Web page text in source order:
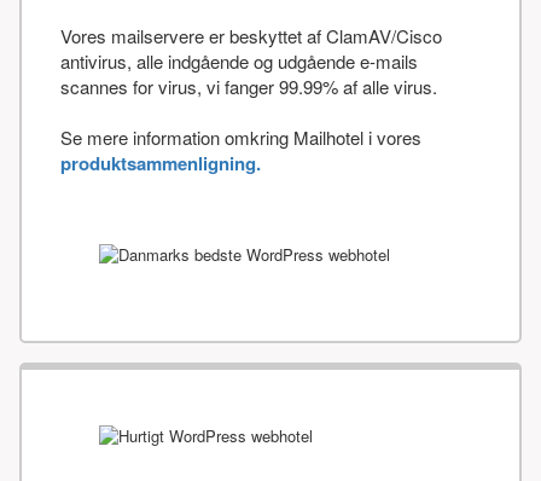
Vores mailservere er beskyttet af ClamAV/Cisco
antivirus, alle indgående og udgående e-mails
scannes for virus, vi fanger 99.99% af alle virus.
Se mere information omkring Mailhotel i vores
produktsammenligning.